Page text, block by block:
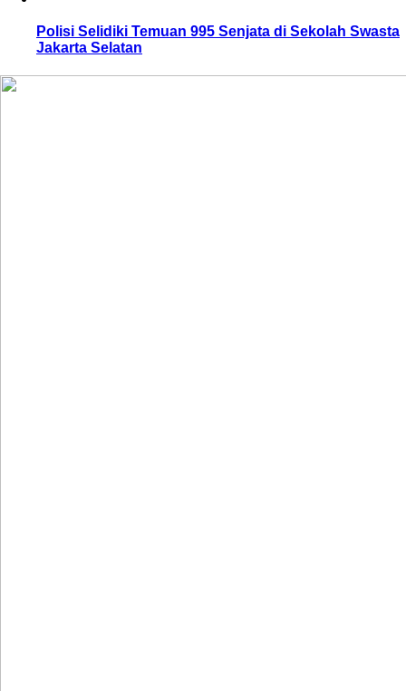
Polisi Selidiki Temuan 995 Senjata di Sekolah Swasta
Jakarta Selatan